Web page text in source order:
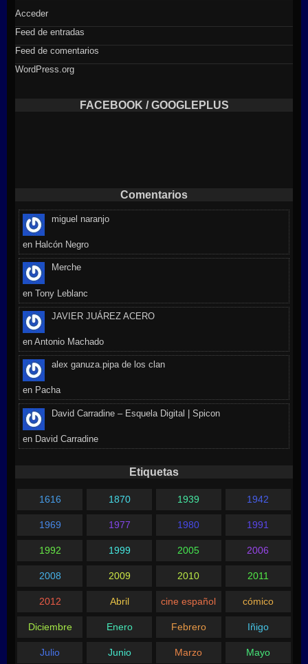
Acceder
Feed de entradas
Feed de comentarios
WordPress.org
FACEBOOK / GOOGLEPLUS
Comentarios
miguel naranjo
en Halcón Negro
Merche
enTony Leblanc
JAVIER JUÁREZ ACERO
enAntonio Machado
alex ganuza.pipa de los clan
en Pacha
David Carradine – Esquela Digital | Spicon
en David Carradine
Etiquetas
1616 1870 1939 1942
1969 1977 1980 1991
1992 1999 2005 2006
2008 2009 2010 2011
2012 Abril cine español cómico
Diciembre Enero Febrero Iñigo
Julio Junio Marzo Mayo